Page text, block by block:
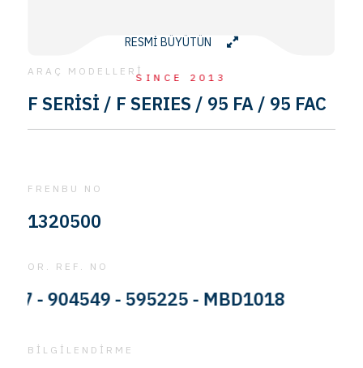
SINCE 2013
RESMİ BÜYÜTÜN
ARAÇ MODELLERİ
F SERİSİ / F SERIES / 95 FA / 95 FAC
FRENBU NO
1320500
OR. REF. NO
904549 - 595225 - MBD1018
BİLGİLENDİRME